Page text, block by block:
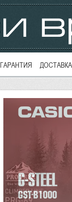
ГАРАНТИЯ ДОСТАВКА